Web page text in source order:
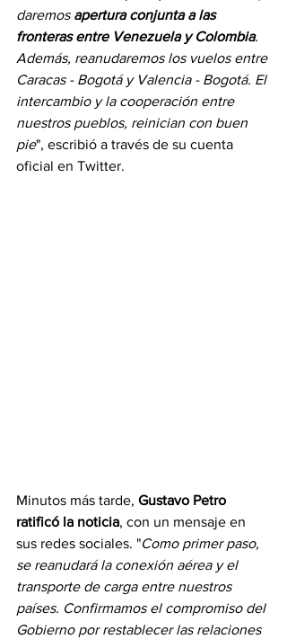
daremos apertura conjunta a las
fronteras entre Venezuela y Colombia.
Además, reanudaremos los vuelos entre
Caracas - Bogotá y Valencia - Bogotá. El
intercambio y la cooperación entre
nuestros pueblos, reinician con buen
pie", escribió a través de su cuenta
oficial en Twitter.
Minutos más tarde, Gustavo Petro
ratificó la noticia, con un mensaje en
sus redes sociales. "Como primer paso,
se reanudará la conexión aérea y el
transporte de carga entre nuestros
países. Confirmamos el compromiso del
Gobierno por restablecer las relaciones